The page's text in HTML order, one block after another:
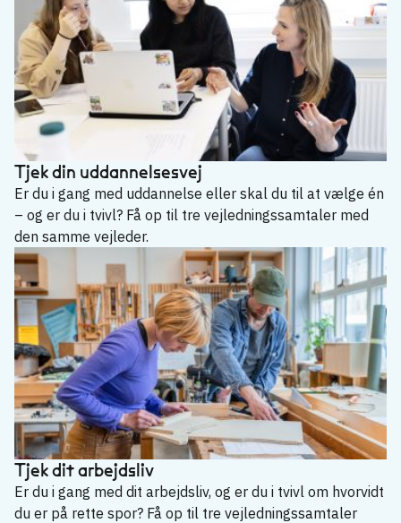
Tjek din uddannelsesvej
Er du i gang med uddannelse eller skal du til at vælge én
– og er du i tvivl? Få op til tre vejledningssamtaler med
den samme vejleder.
Tjek dit arbejdsliv
Er du i gang med dit arbejdsliv, og er du i tvivl om hvorvidt
du er på rette spor? Få op til tre vejledningssamtaler